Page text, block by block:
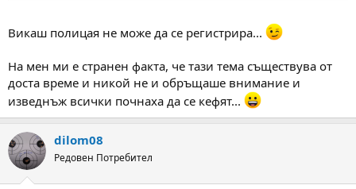
Викаш полицая не може да се регистрира...
На мен ми е странен факта, че тази тема съществува от
доста време и никой не и обръщаше внимание и
изведнъж всички почнаха да се кефят...
dilom08
Редовен Потребител